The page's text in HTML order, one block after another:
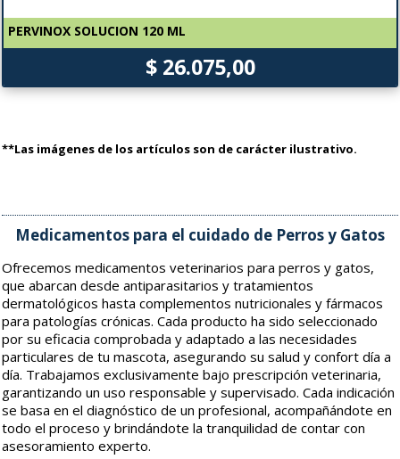
PERVINOX SOLUCION 120 ML
$ 26.075,00
**Las imágenes de los artículos son de carácter ilustrativo.
Medicamentos para el cuidado de Perros y Gatos
Ofrecemos medicamentos veterinarios para perros y gatos,
que abarcan desde antiparasitarios y tratamientos
dermatológicos hasta complementos nutricionales y fármacos
para patologías crónicas. Cada producto ha sido seleccionado
por su eficacia comprobada y adaptado a las necesidades
particulares de tu mascota, asegurando su salud y confort día a
día. Trabajamos exclusivamente bajo prescripción veterinaria,
garantizando un uso responsable y supervisado. Cada indicación
se basa en el diagnóstico de un profesional, acompañándote en
todo el proceso y brindándote la tranquilidad de contar con
asesoramiento experto.